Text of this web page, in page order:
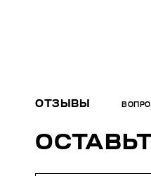
ОТЗЫВЫ